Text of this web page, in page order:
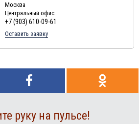
Москва
Центральный офис
+7 (903) 610-09-61
Оставить заявку
руку на пульсе!